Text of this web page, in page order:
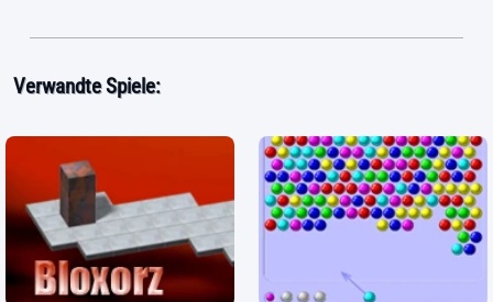
Verwandte Spiele: